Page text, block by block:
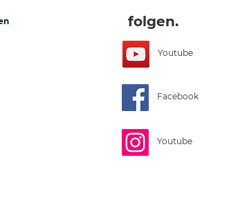
folgen.
Youtube
Facebook
Youtube